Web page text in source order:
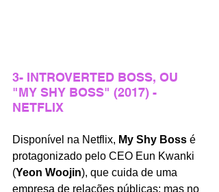
3- INTROVERTED BOSS, OU
"MY SHY BOSS" (2017) -
NETFLIX
Disponível na Netflix, My Shy Boss é
protagonizado pelo CEO Eun Kwanki
(Yeon Woojin), que cuida de uma
empresa de relações públicas; mas no